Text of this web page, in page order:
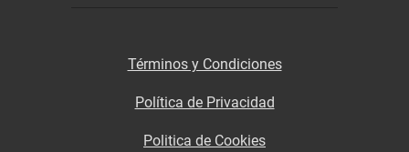
Términos y Condiciones
Política de Privacidad
Politica de Cookies